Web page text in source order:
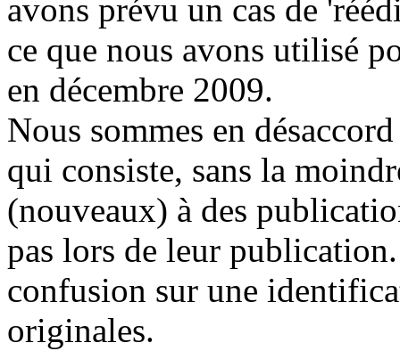
avons prévu un cas de
ce que nous avons utilisé
en décembre 2009.
Nous sommes en
qui consiste, sans la
(nouveaux) à des
pas lors de leur
confusion sur une
originales.